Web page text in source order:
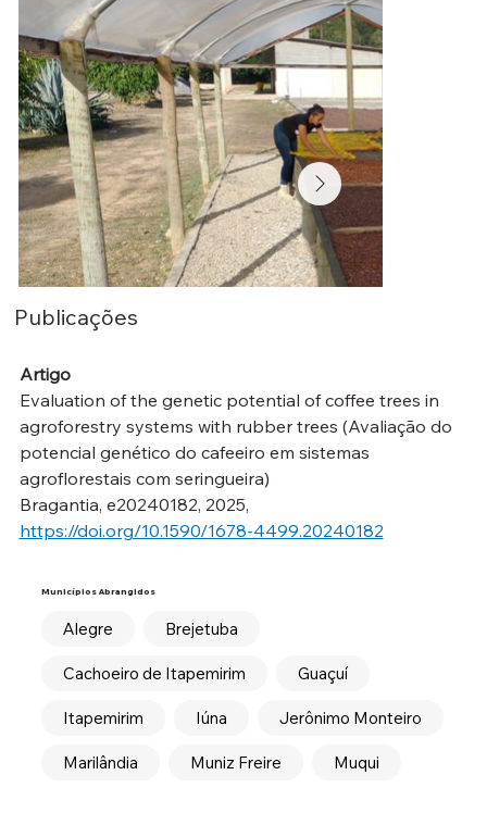
Publicações
Artigo
Evaluation of the genetic potential of coffee trees in
agroforestry systems with rubber trees (Avaliação do
potencial genético do cafeeiro em sistemas
agroflorestais com seringueira)
Bragantia, e20240182, 2025,
https://doi.org/10.1590/1678-4499.20240182
Municípios Abrangidos
Alegre Brejetuba
Cachoeiro de Itapemirim Guaçuí
Itapemirim Iúna Jerônimo Monteiro
Marilândia Muniz Freire Muqui